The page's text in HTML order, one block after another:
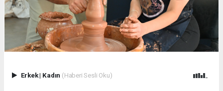
Erkek| Kadın (Haberi Sesli Oku)